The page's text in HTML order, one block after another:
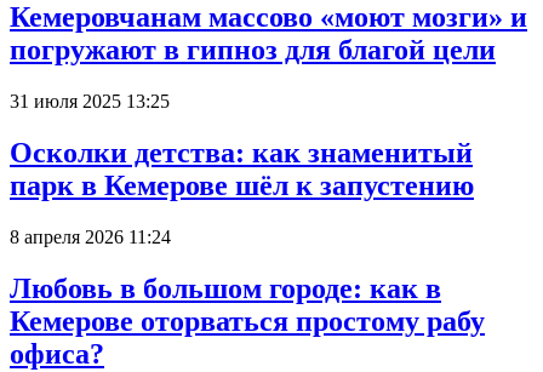
Кемеровчанам массово «моют мозги» и
погружают в гипноз для благой цели
31 июля 2025 13:25
Осколки детства: как знаменитый
парк в Кемерове шёл к запустению
8 апреля 2026 11:24
Любовь в большом городе: как в
Кемерове оторваться простому рабу
офиса?